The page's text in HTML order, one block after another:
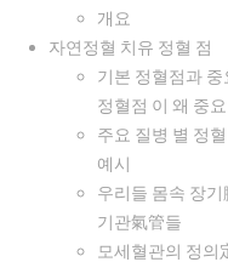
개요
자연정혈 치유 정혈 점
기본 정혈점과 중
정혈점 이 왜 중
주요 질병 별 정혈
예시
우리들 몸속 장
기관氣管들
모세혈관의 정의